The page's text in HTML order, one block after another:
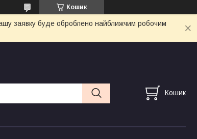
Кошик
заявку буде оброблено найближчим робочим
Кошик